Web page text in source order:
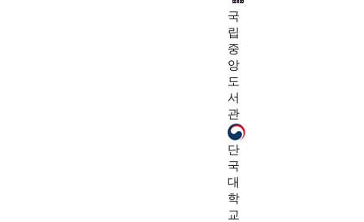
국
립
중
앙
도
서
관
단
국
대
학
교